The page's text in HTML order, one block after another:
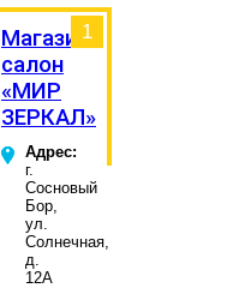
1
Магазин-
салон
«МИР
ЗЕРКАЛ»
Адрес:
г.
Сосновый
Бор,
ул.
Солнечная,
д.
12А